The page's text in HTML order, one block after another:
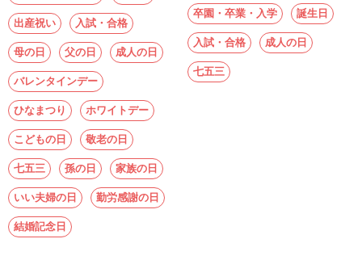
出産祝い 入試・合格
母の日 父の日 成人の日
バレンタインデー
ひなまつり ホワイトデー
こどもの日 敬老の日
七五三 孫の日 家族の日
いい夫婦の日 勤労感謝の日
結婚記念日
卒園・卒業・入学 誕生日
入試・合格 成人の日
七五三